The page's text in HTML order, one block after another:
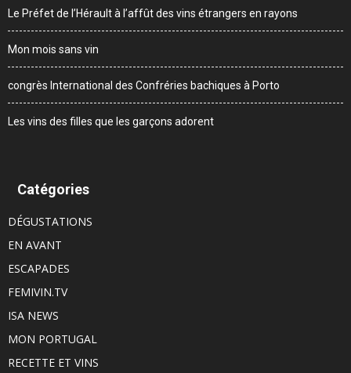
Le Préfet de l’Hérault à l’affût des vins étrangers en rayons
Mon mois sans vin
congrès International des Confréries bachiques à Porto
Les vins des filles que les garçons adorent
Catégories
DÉGUSTATIONS
EN AVANT
ESCAPADES
FEMIVIN.TV
ISA NEWS
MON PORTUGAL
RECETTE ET VINS